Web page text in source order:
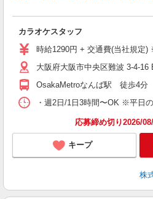
カラオケスタッフ
時給1290円 + 交通費(当社規定
大阪府大阪市中央区難波 3-4-16
OsakaMetroなんば駅 徒歩4分
・週2日/1日3時間〜OK ※平日
応募締め切り2026/
キープ
株